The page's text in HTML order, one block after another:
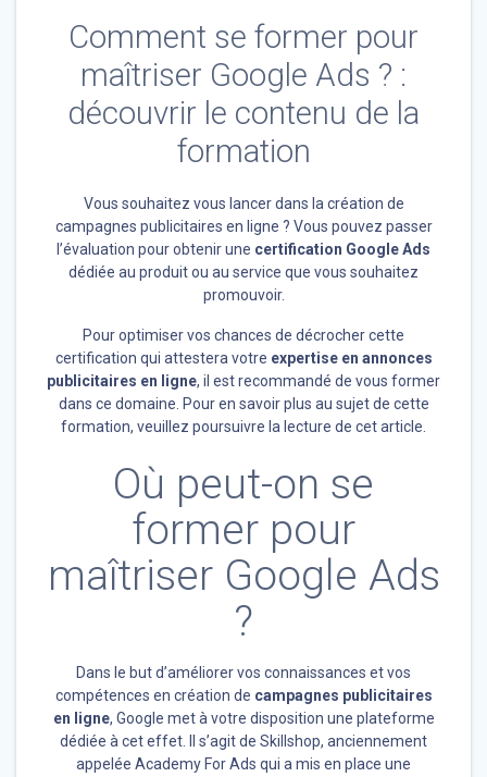
Comment se former pour
maîtriser Google Ads ? :
découvrir le contenu de la
formation
Vous souhaitez vous lancer dans la création de
campagnes publicitaires en ligne ? Vous pouvez passer
l’évaluation pour obtenir une certification Google Ads
dédiée au produit ou au service que vous souhaitez
promouvoir.
Pour optimiser vos chances de décrocher cette
certification qui attestera votre expertise en annonces
publicitaires en ligne, il est recommandé de vous former
dans ce domaine. Pour en savoir plus au sujet de cette
formation, veuillez poursuivre la lecture de cet article.
Où peut-on se
former pour
maîtriser Google Ads
?
Dans le but d’améliorer vos connaissances et vos
compétences en création de campagnes publicitaires
en ligne, Google met à votre disposition une plateforme
dédiée à cet effet. Il s’agit de Skillshop, anciennement
appelée Academy For Ads qui a mis en place une